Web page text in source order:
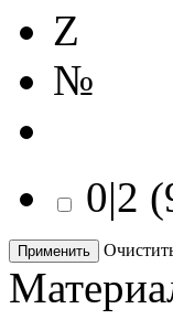
Z
№
0|2 (
Применить